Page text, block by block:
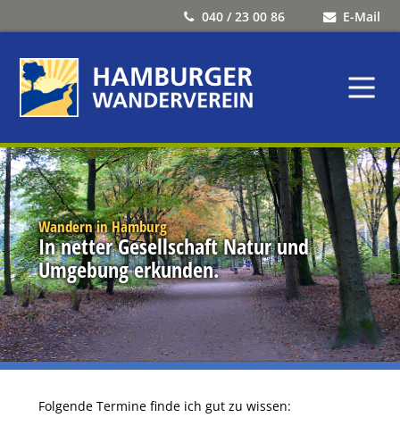
040 / 23 00 86 E-Mail
Wandern in Hamburg
In netter Gesellschaft Natur und
Umgebung erkunden.
Folgende Termine finde ich gut zu wissen: